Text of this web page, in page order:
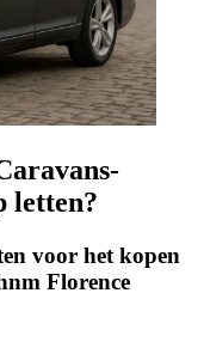
letten?
voor het kopen
Florence